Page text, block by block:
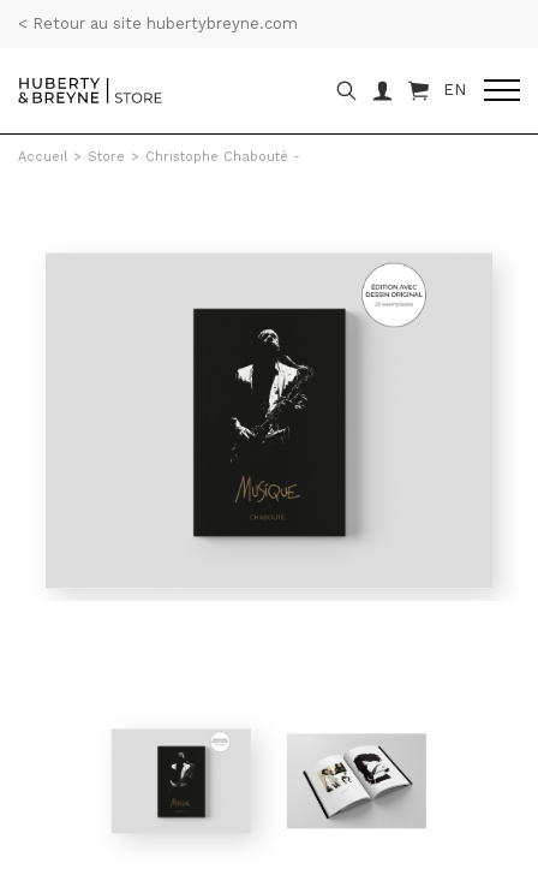
< Retour au site hubertybreyne.com
EN
Accueil > Store > Christophe Chabouté -